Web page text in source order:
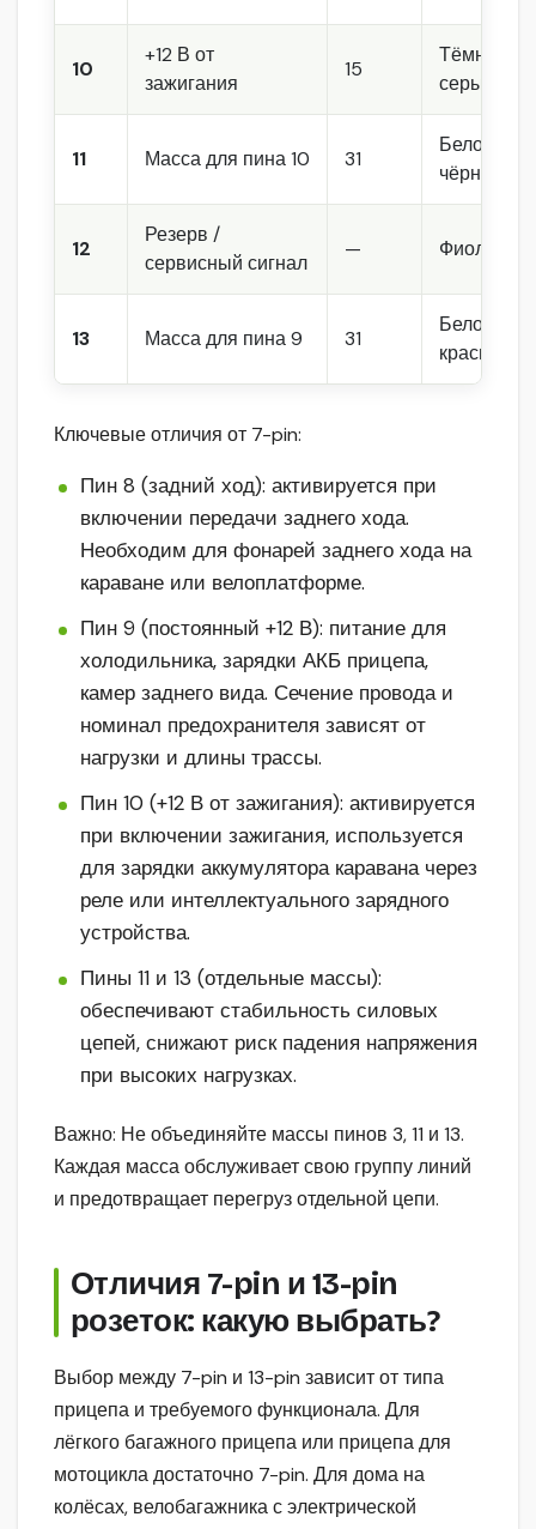
10
+12 В от
зажигания
15
Тёмно-
серый
11 Масса для пина 10 31
Бело-
чёрный
12
Резерв /
сервисный сигнал
—
13 Масса для пина 9 31
Бело-
красный
Ключевые отличия от 7-pin:
Пин 8 (задний ход): активируется при
включении передачи заднего хода.
Необходим для фонарей заднего хода на
караване или велоплатформе.
Пин 9 (постоянный +12 В): питание для
холодильника, зарядки АКБ прицепа,
камер заднего вида. Сечение провода и
номинал предохранителя зависят от
нагрузки и длины трассы.
Пин 10 (+12 В от зажигания): активируется
при включении зажигания, используется
для зарядки аккумулятора каравана через
реле или интеллектуального зарядного
устройства.
Пины 11 и 13 (отдельные массы):
обеспечивают стабильность силовых
цепей, снижают риск падения напряжения
при высоких нагрузках.
Важно: Не объединяйте массы пинов 3, 11 и 13.
Каждая масса обслуживает свою группу линий
и предотвращает перегруз отдельной цепи.
Отличия 7-pin и 13-pin
розеток: какую выбрать?
Выбор между 7-pin и 13-pin зависит от типа
прицепа и требуемого функционала. Для
лёгкого багажного прицепа или прицепа для
мотоцикла достаточно 7-pin. Для дома на
колёсах, велобагажника с электрической